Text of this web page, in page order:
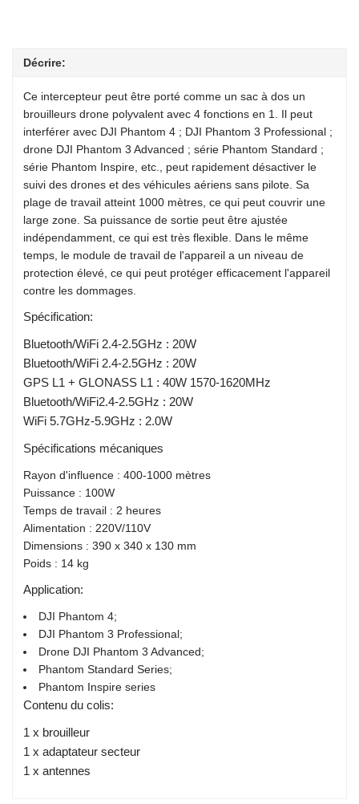
Décrire:
Ce intercepteur peut être porté comme un sac à dos un
brouilleurs drone polyvalent avec 4 fonctions en 1. Il peut
interférer avec DJI Phantom 4 ; DJI Phantom 3 Professional ;
drone DJI Phantom 3 Advanced ; série Phantom Standard ;
série Phantom Inspire, etc., peut rapidement désactiver le
suivi des drones et des véhicules aériens sans pilote. Sa
plage de travail atteint 1000 mètres, ce qui peut couvrir une
large zone. Sa puissance de sortie peut être ajustée
indépendamment, ce qui est très flexible. Dans le même
temps, le module de travail de l'appareil a un niveau de
protection élevé, ce qui peut protéger efficacement l'appareil
contre les dommages.
Spécification:
Bluetooth/WiFi 2.4-2.5GHz : 20W
Bluetooth/WiFi 2.4-2.5GHz : 20W
GPS L1 + GLONASS L1 : 40W 1570-1620MHz
Bluetooth/WiFi2.4-2.5GHz : 20W
WiFi 5.7GHz-5.9GHz : 2.0W
Spécifications mécaniques
Rayon d'influence : 400-1000 mètres
Puissance : 100W
Temps de travail : 2 heures
Alimentation : 220V/110V
Dimensions : 390 x 340 x 130 mm
Poids : 14 kg
Application:
DJI Phantom 4;
DJI Phantom 3 Professional;
Drone DJI Phantom 3 Advanced;
Phantom Standard Series;
Phantom Inspire series
Contenu du colis:
1 x brouilleur
1 x adaptateur secteur
1 x antennes